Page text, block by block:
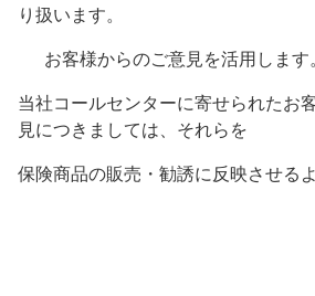
り扱います。
お客様からのご意見を活用します
当社コールセンターに寄せられたお
見につきましては、それらを
保険商品の販売・勧誘に反映させる